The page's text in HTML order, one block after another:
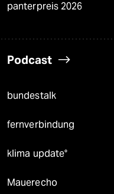
panterpreis 2026
Podcast
bundestalk
fernverbindung
klima update°
Mauerecho